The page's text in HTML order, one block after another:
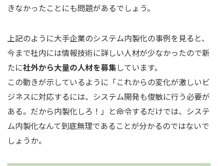
きなかったことにも問題があるでしょう。
上記のように大手企業のシステム内製化の事例を見ると、
今まで社内には情報技術に詳しい人材が少なかったので新
たに社外から大量の人材を募集しています。
この動きが示しているように「これからの変化が激しいビ
ジネスに対応するには、システム開発も俊敏に行う必要が
ある。だから内製化しろ！」と命令するだけでは、システ
ム内製化なんて到底無理であることが分かるのではないで
しょうか。